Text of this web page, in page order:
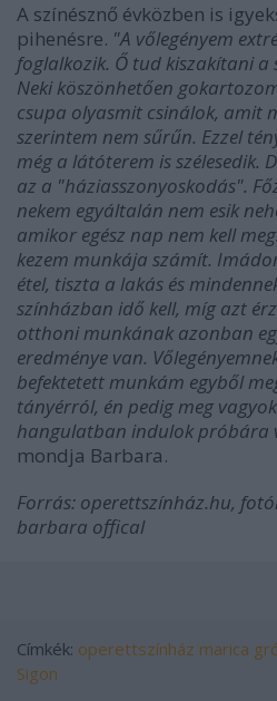
A színésznő évközben is
pihenésre. "A vőlegényem
foglalkozik. Ő tud kiszakítani a
Neki köszönhetően
csupa olyasmit csinálok, amit
szerintem nem sűrűn. Ezzel
még a látóterem is szélesedik.
az a "háziasszonyoskodás".
nekem egyáltalán nem esik
amikor egész nap nem kell
kezem munkája számít.
étel, tiszta a lakás és
színházban idő kell, míg azt
otthoni munkának azonban
eredménye van.
befektetett munkám egyből
tányérról, én pedig meg
hangulatban indulok próbára
mondja Barbara.
Forrás: operettszínház.hu,
barbara offical
Címkék: operettszínház marica
Sigon